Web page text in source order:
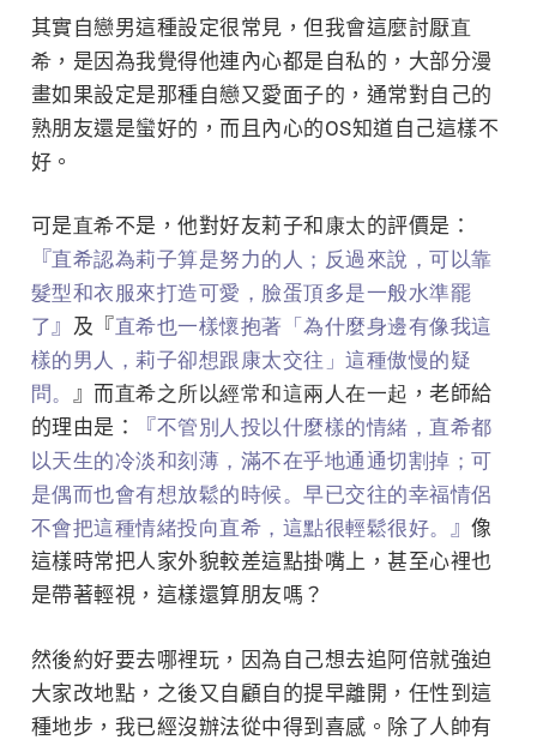
其實自戀男這種設定很常見，但我會這麼討厭直
希 ，是因為我覺得他連內心都是自私的，大部分漫
畫如果設定是那種自戀又愛面子的，通常對自己的
熟朋友還是蠻好的，而且內心的OS知道自己這樣不
好。
可是直希不是，他對好友莉子和 康太的評價是：
『直希認為莉子算是努力的人；反過來說，可以靠
髮型和衣服來打造可愛，臉蛋頂多是一般水準罷
了』 及『直希也一樣懷抱著「為什麼身邊有像我這
樣的男人，莉子卻想跟康太交往」這種傲慢的疑
問。 』而直希之所以經常和這兩人在一起 ，老師給
的理由是：
『不管別人投以什麼樣的情緒，直希都
以天生的冷淡和刻薄，滿不在乎地通通切割掉；可
是偶而也會有想放鬆的時候。早已交往的幸福情侶
不會把這種情緒投向直希，這點很輕鬆很好。 』 像
這樣時常把人家外貌較差這點掛嘴上，甚至心裡也
是帶著輕視，這樣還算朋友嗎？
然後約好要去哪裡玩，因為自己想去追阿倍就強迫
大家改地點，之後又自顧自的提早離開，任性到這
種地步，我已經沒辦法從中得到喜感。除了人帥有